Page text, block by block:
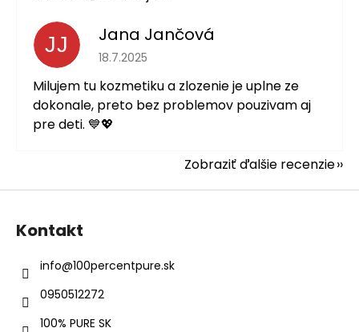
JJ Jana Jančová
Hodnotenie obchodu je 5 z 5 hviezdičiek.
18.7.2025
Milujem tu kozmetiku a zlozenie je uplne ze
dokonale, preto bez problemov pouzivam aj
pre deti. 💙💖
Zobraziť ďalšie recenzie
Z
Kontakt
info@100percentpure.sk
0950512272
100% PURE SK